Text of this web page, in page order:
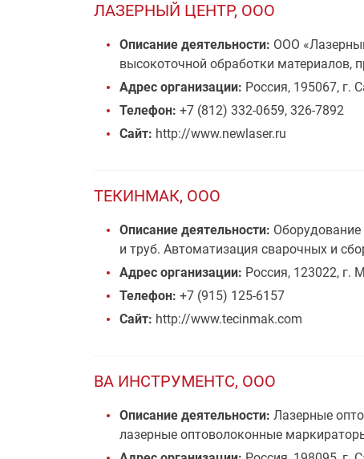
ЛАЗЕРНЫЙ ЦЕНТР, ООО
Описание деятельности: ООО
высокоточной обработки материалов,
Адрес организации: Россия, 195067, г.
Телефон: +7 (812) 332-0659, 326-7892
Сайт: http://www.newlaser.ru
ТЕКИНМАК, ООО
Описание деятельности:
и труб. Автоматизация сварочных и
Адрес организации: Россия, 123022, г.
Телефон: +7 (915) 125-6157
Сайт: http://www.tecinmak.com
ВА ИНСТРУМЕНТС, ООО
Описание деятельности: Лазерные
лазерные оптоволоконные